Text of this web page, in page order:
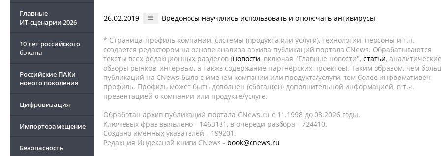
Главные
ИТ-сценарии 2026
10 лет российского
бэкапа
Российские ПАКи
нового поколения
Цифровизация
Импортозамещение
Безопасность
26.02.2019 Вредоносы научились использовать и отключать антивирусы
* Страница-профиль компании, системы (продукта или услуги), технологии, персоны и т.п.
создается редактором на основе анализа архива публикаций портала CNews. Обрабатываются
тексты всех редакционных разделов (новости, включая "Главные новости", статьи, аналитические
обзоры рынков, интервью, а также содержание партнёрских проектов). Таким образом, чем
публикаций на CNews было с именем компании или продукта/услуги, тем более информативен
профиль. Профиль может быть дополнен (обогащен) дополнительной информацией, в т.ч.
презентацией о компании или продукте/услуге.
Обработан архив публикаций портала CNews.ru c 11.1998 до 08.2026 годы.
Ключевых фраз выявлено - 1463181, в очереди разбора - 724410.
Создано именных указателей - 199201.
Редакция Индексной книги CNews - book@cnews.ru